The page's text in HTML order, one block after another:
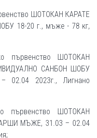
ШОТОКАН КАРАТЕ
18-20 г., мъже - 78 кг,
първенство ШОТОКАН
САНБОН ШОБУ
2023г., Лигнано
първенство ШОТОКАН
МЪЖЕ, 31.03 – 02.04